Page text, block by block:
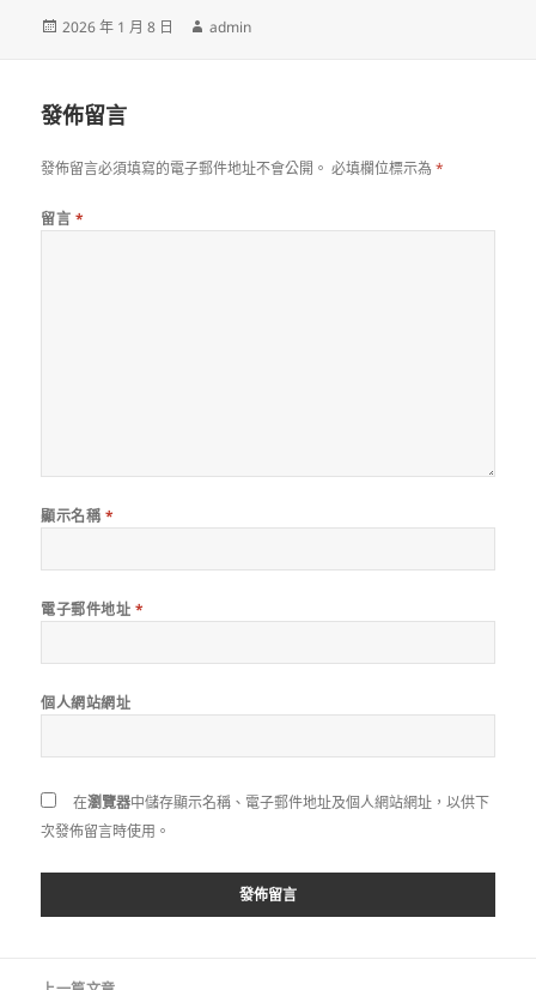
發
2026 年 1 月 8 日
作
admin
發佈留言
發佈留言必須填寫的電子郵件地址不會公開。 必填欄位標示為*
留言 *
顯示名稱 *
電子郵件地址 *
個人網站網址
在瀏覽器中儲存顯示名稱、電子郵件地址及個人網站網址，以供下
次發佈留言時使用。